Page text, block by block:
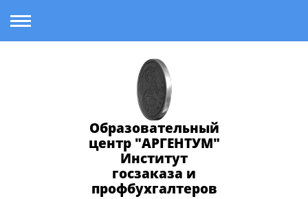
Образовательный
центр "АРГЕНТУМ"
Институт
госзаказа и
профбухгалтеров